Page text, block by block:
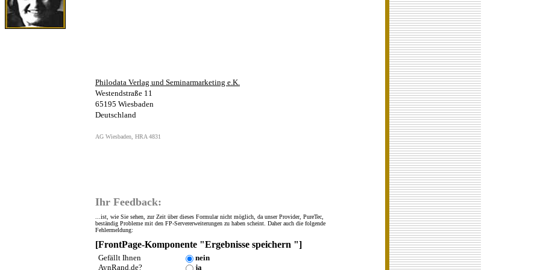
Philodata Verlag und Seminarmarketing e.K.
Westendstraße 11
65195 Wiesbaden
Deutschland
AG Wiesbaden, HRA 4831
Ihr Feedback:
...ist, wie Sie sehen, zur Zeit über dieses Formular nicht möglich, da unser Provider, PureTec,
beständig Probleme mit den FP-Servererweiterungen zu haben scheint. Daher auch die folgende
Fehlermeldung:
[FrontPage-Komponente "Ergebnisse speichern "]
Gefällt Ihnen
AynRand.de?
nein
ja